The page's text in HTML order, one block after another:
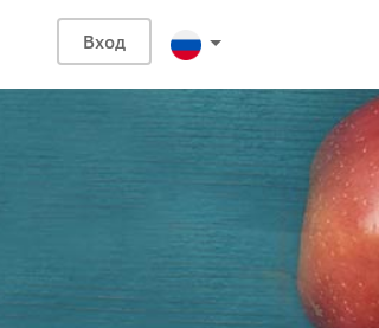
Вход